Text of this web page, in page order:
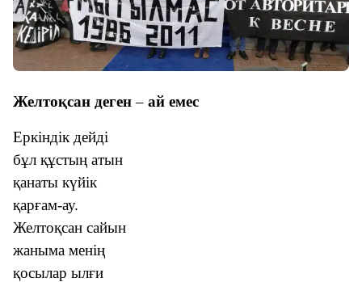
Желтоқсан деген– ай емес
Еркіндік дейді
бұл құстың атын
қанаты күйік
қарғам-ау.
Желтоқсан сайын
жаныма менің
қосылар ылғи